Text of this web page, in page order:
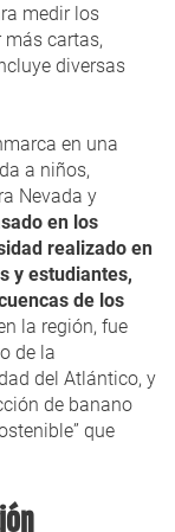
medir los
cartas,
diversas
en una
a niños,
Nevada y
en los
realizado en
y estudiantes,
de los
la región, fue
de la
del Atlántico, y
de banano
que